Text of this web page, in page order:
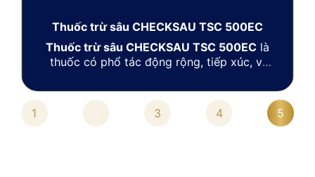
Thuốc trừ sâu CHECKSAU TSC 500EC
Thuốc trừ sâu CHECKSAU TSC 500EC là
thuốc có phổ tác động rộng, tiếp xúc, vị
chuyển nhanh trong lá nên diệt trừ hữu
hiệu các loài côn trùng và trứng ẩn sâu
trong cây, cùng với khả năng bám dính tốt
1 3 4 5